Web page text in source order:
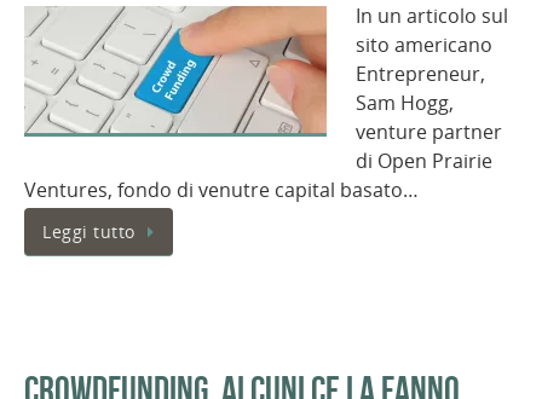
In un articolo sul
sito americano
Entrepreneur,
Sam Hogg,
venture partner
di Open Prairie
Ventures, fondo di venutre capital basato…
Leggi tutto
Crowdfunding, alcuni ce la fanno.